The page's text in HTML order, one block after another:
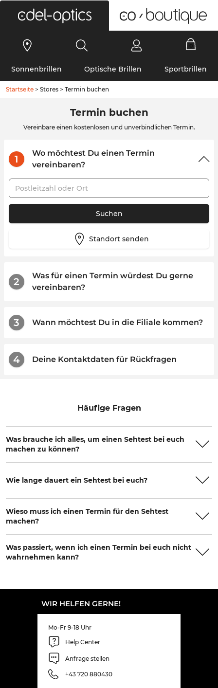
Sonnenbrillen Optische Brillen Sportbrillen
Startseite > Stores > Termin buchen
Termin buchen
Vereinbare einen kostenlosen und unverbindlichen Termin.
1
Wo möchtest Du einen Termin
vereinbaren?
Postleitzahl oder Ort
Suchen
Standort senden
2
Was für einen Termin würdest Du gerne
vereinbaren?
3 Wann möchtest Du in die Filiale kommen?
4 Deine Kontaktdaten für Rückfragen
Häufige Fragen
Was brauche ich alles, um einen Sehtest bei euch
machen zu können?
Wie lange dauert ein Sehtest bei euch?
Wieso muss ich einen Termin für den Sehtest
machen?
Was passiert, wenn ich einen Termin bei euch nicht
wahrnehmen kann?
WIR HELFEN GERNE!
Mo-Fr 9-18 Uhr
Help Center
Anfrage stellen
+43 720 880430